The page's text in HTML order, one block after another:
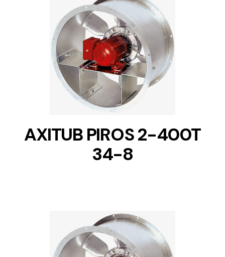
DETAILS
AXITUB PIROS 2-400T
34-8